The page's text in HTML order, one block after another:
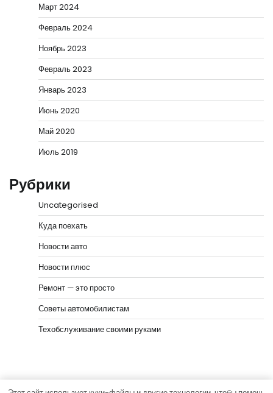
Март 2024
Февраль 2024
Ноябрь 2023
Февраль 2023
Январь 2023
Июнь 2020
Май 2020
Июль 2019
Рубрики
Uncategorised
Куда поехать
Новости авто
Новости плюс
Ремонт — это просто
Советы автомобилистам
Техобслуживание своими руками